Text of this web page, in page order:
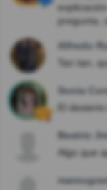
pregunta,
Alfredo
Tan tan,
Sonia
El
Beatriz
Algo que